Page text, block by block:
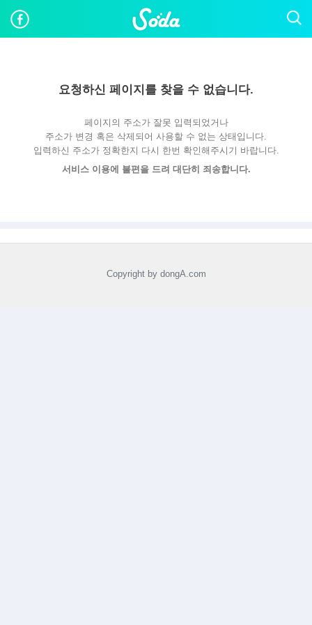
요청하신 페이지를 찾을 수 없습니다.
페이지의 주소가 잘못 입력되었거나
주소가 변경 혹은 삭제되어 사용할 수 없는 상태입니다.
입력하신 주소가 정확한지 다시 한번 확인해주시기 바랍니다.
서비스 이용에 불편을 드려 대단히 죄송합니다.
Copyright by dongA.com